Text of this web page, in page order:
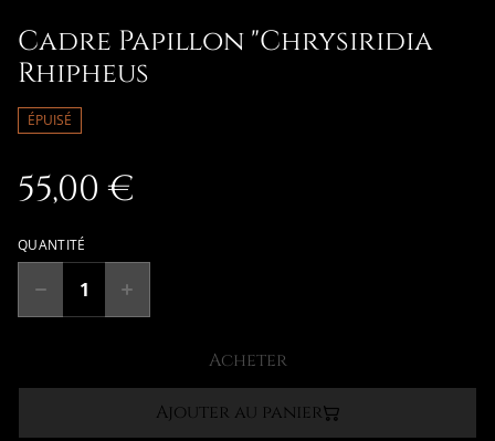
Cadre Papillon "Chrysiridia
Rhipheus
ÉPUISÉ
55,00 €
QUANTITÉ
Acheter
Ajouter au panier